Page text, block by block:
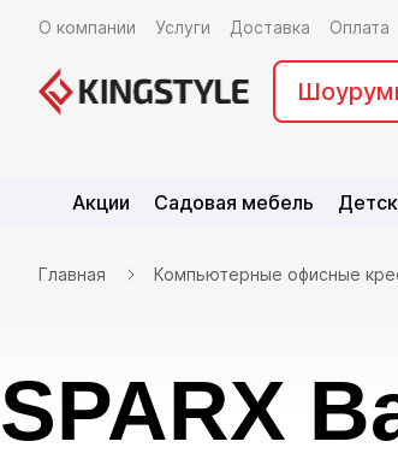
О компании Услуги Доставка Оплата
Акции Садовая мебель
Главная Компьютерные офисные
SPARX